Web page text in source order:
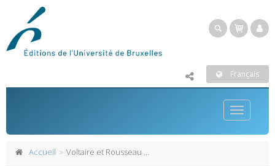
Français
Toggle
Accueil Voltaire et Rousseau dans le théâtre de la Révolution française (1789-1799)